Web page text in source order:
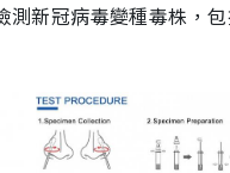
新冠病毒變種毒株，